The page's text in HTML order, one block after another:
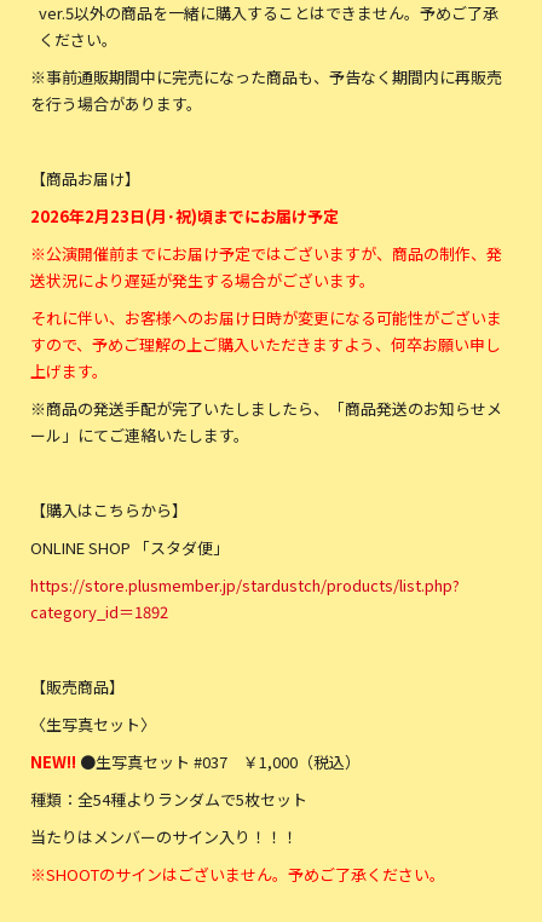
ver.5以外の商品を一緒に購入することはできません。予めご了承
ください。
※事前通販期間中に完売になった商品も、予告なく期間内に再販売
を行う場合があります。
【商品お届け】
2026年2月23日(月･祝)頃までにお届け予定
※公演開催前までにお届け予定ではございますが、商品の制作、発
送状況により遅延が発生する場合がございます。
それに伴い、お客様へのお届け日時が変更になる可能性がございま
すので、予めご理解の上ご購入いただきますよう、何卒お願い申し
上げます。
※商品の発送手配が完了いたしましたら、「商品発送のお知らせメ
ール」にてご連絡いたします。
【購入はこちらから】
ONLINE SHOP 「スタダ便」
https://store.plusmember.jp/stardustch/products/list.php?
category_id＝1892
【販売商品】
〈生写真セット〉
NEW!! ●生写真セット #037 ￥1,000（税込）
種類：全54種よりランダムで5枚セット
当たりはメンバーのサイン入り！！！
※SHOOTのサインはございません。予めご了承ください。